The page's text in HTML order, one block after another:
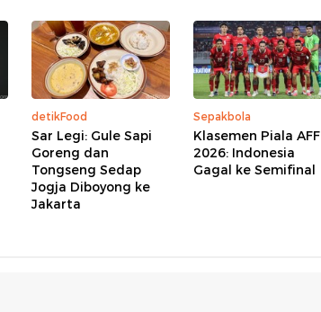
detikFood
Sar Legi: Gule Sapi
Goreng dan
Tongseng Sedap
Jogja Diboyong ke
Jakarta
Sepakbola
Klasemen Piala AFF
2026: Indonesia
Gagal ke Semifinal